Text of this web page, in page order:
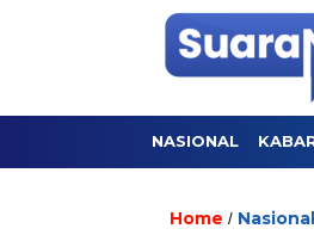
NASIONAL
Home / Nasional